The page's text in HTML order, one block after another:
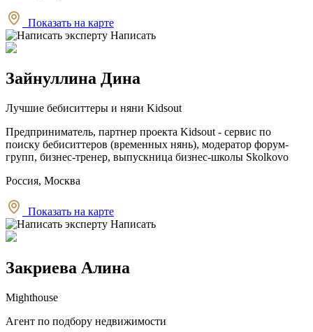
Показать на карте
Написать
Зайнуллина Дина
Лучшие бебиситтеры и няни Kidsout
Предприниматель, партнер проекта Kidsout - сервис по
поиску бебиситтеров (временных нянь), модератор форум-
групп, бизнес-тренер, выпускница бизнес-школы Skolkovo
Россия, Москва
Показать на карте
Написать
Закриева Алина
Mighthouse
Агент по подбору недвижимости